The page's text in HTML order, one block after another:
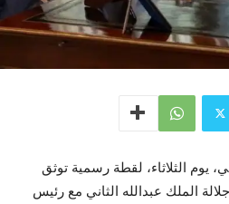
يوم الثلاثاء، لقطة رسمية توثق
الملك عبدالله الثاني مع رئيس